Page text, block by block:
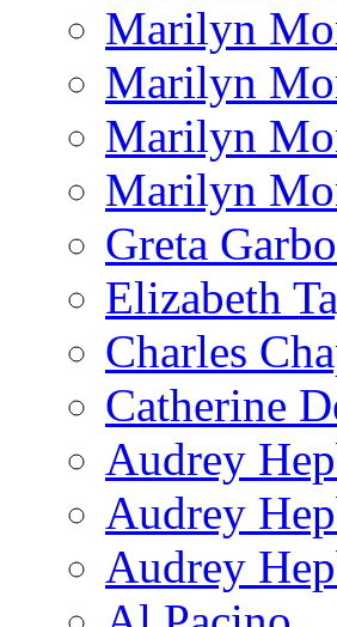
Marilyn
Marilyn
Marilyn
Marilyn
Greta Garbo
Elizabeth
Charles
Catherine
Audrey
Audrey
Audrey